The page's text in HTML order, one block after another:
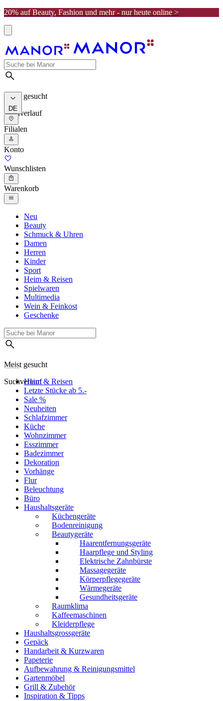
20% auf Beauty, Fashion und mehr - nur heute online >
Meist gesucht
Suchverlauf
DE
Filialen
Konto
Wunschlisten
Warenkorb
Neu
Beauty
Schmuck & Uhren
Damen
Herren
Kinder
Sport
Heim & Reisen
Spielwaren
Multimedia
Wein & Feinkost
Geschenke
Meist gesucht
SuchverlaufHeim & Reisen
Letzte Stücke ab 5.-
Sale %
Neuheiten
Schlafzimmer
Küche
Wohnzimmer
Esszimmer
Badezimmer
Dekoration
Vorhänge
Flur
Beleuchtung
Büro
Haushaltsgeräte
Küchengeräte
Bodenreinigung
Beautygeräte
Haarentfernungsgeräte
Haarpflege und Styling
Elektrische Zahnbürste
Massagegeräte
Körperpflegegeräte
Wärmegeräte
Gesundheitsgeräte
Raumklima
Kaffeemaschinen
Kleiderpflege
Haushaltsgrossgeräte
Gepäck
Handarbeit & Kurzwaren
Papeterie
Aufbewahrung & Reinigungsmittel
Gartenmöbel
Grill & Zubehör
Inspiration & Tipps